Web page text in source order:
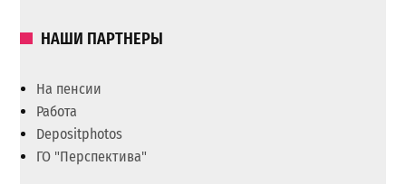
НАШИ ПАРТНЕРЫ
На пенсии
Работа
Depositphotos
ГО "Перспектива"